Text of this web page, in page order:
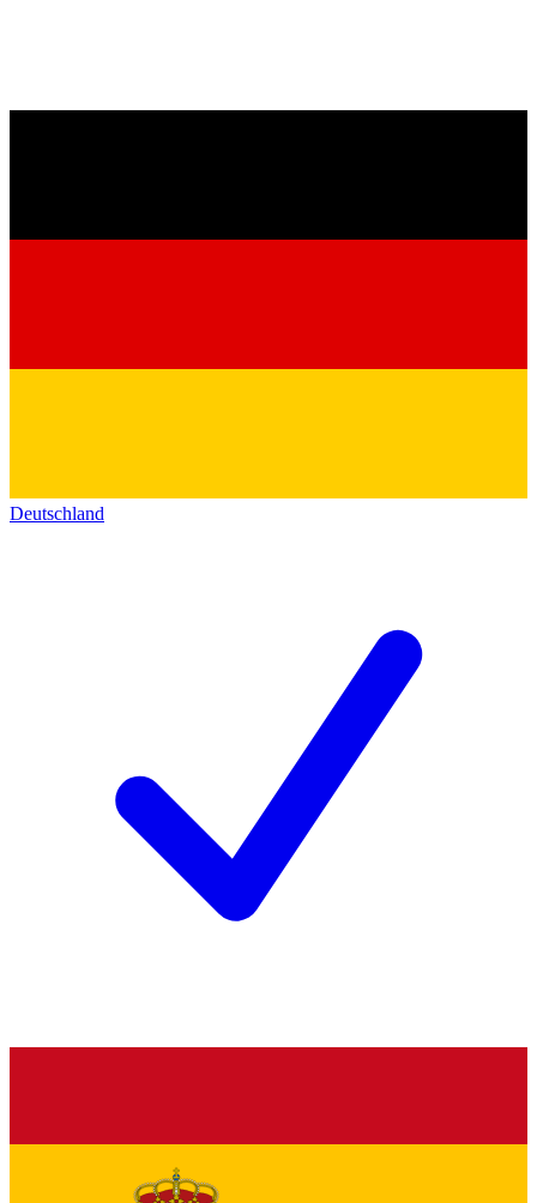
Deutschland